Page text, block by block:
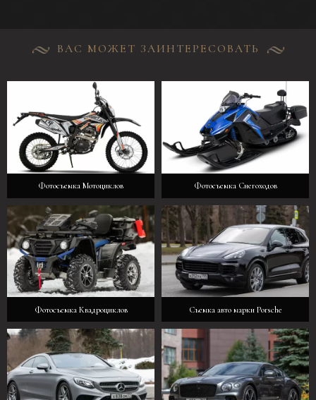
ВАС МОЖЕТ ЗАИНТЕРЕСОВАТЬ
Фотосъемка Мотоциклов Фотосъемка Снегоходов
Фотосъемка Квадроциклов Съемка авто марки Porsche